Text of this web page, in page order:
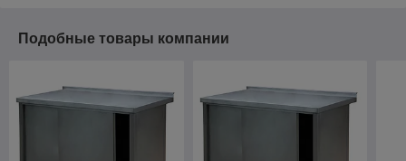
Подобные товары компании